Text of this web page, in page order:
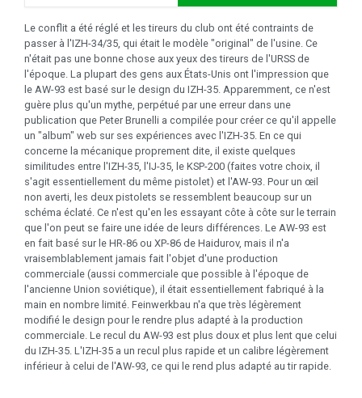
Le conflit a été réglé et les tireurs du club ont été contraints de
passer à l'IZH-34/35, qui était le modèle "original" de l'usine. Ce
n'était pas une bonne chose aux yeux des tireurs de l'URSS de
l'époque. La plupart des gens aux États-Unis ont l'impression que
le AW-93 est basé sur le design du IZH-35. Apparemment, ce n'est
guère plus qu'un mythe, perpétué par une erreur dans une
publication que Peter Brunelli a compilée pour créer ce qu'il appelle
un "album" web sur ses expériences avec l'IZH-35. En ce qui
concerne la mécanique proprement dite, il existe quelques
similitudes entre l'IZH-35, l'IJ-35, le KSP-200 (faites votre choix, il
s'agit essentiellement du même pistolet) et l'AW-93. Pour un œil
non averti, les deux pistolets se ressemblent beaucoup sur un
schéma éclaté. Ce n'est qu'en les essayant côte à côte sur le terrain
que l'on peut se faire une idée de leurs différences. Le AW-93 est
en fait basé sur le HR-86 ou XP-86 de Haidurov, mais il n'a
vraisemblablement jamais fait l'objet d'une production
commerciale (aussi commerciale que possible à l'époque de
l'ancienne Union soviétique), il était essentiellement fabriqué à la
main en nombre limité. Feinwerkbau n'a que très légèrement
modifié le design pour le rendre plus adapté à la production
commerciale. Le recul du AW-93 est plus doux et plus lent que celui
du IZH-35. L'IZH-35 a un recul plus rapide et un calibre légèrement
inférieur à celui de l'AW-93, ce qui le rend plus adapté au tir rapide.